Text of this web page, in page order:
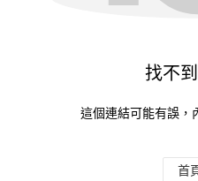
找不
這個連結可能有誤，
首